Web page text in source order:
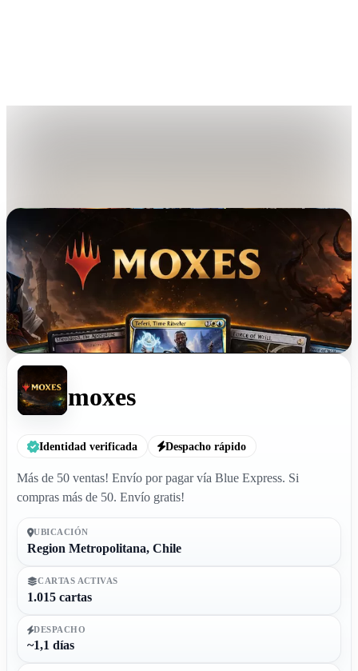
moxes
Identidad verificada Despacho rápido
Más de 50 ventas! Envío por pagar vía Blue Express. Si
compras más de 50. Envío gratis!
UBICACIÓN
Region Metropolitana, Chile
CARTAS ACTIVAS
1.015 cartas
DESPACHO
~1,1 días